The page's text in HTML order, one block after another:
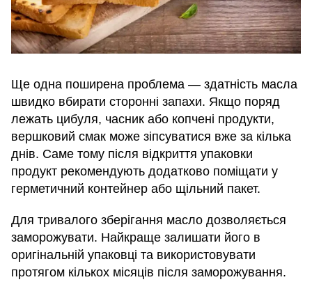
Ще одна поширена проблема — здатність масла
швидко вбирати сторонні запахи. Якщо поряд
лежать цибуля, часник або копчені продукти,
вершковий смак може зіпсуватися вже за кілька
днів. Саме тому після відкриття упаковки
продукт рекомендують додатково поміщати у
герметичний контейнер або щільний пакет.
Для тривалого зберігання масло дозволяється
заморожувати. Найкраще залишати його в
оригінальній упаковці та використовувати
протягом кількох місяців після заморожування.